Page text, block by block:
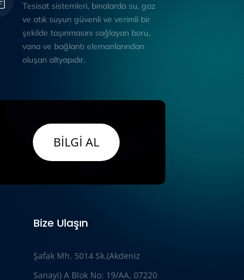
Tesisat sistemleri, binalarda su, gaz
ve atık suyun güvenli ve verimli bir
şekilde taşınmasını sağlayan boru,
vana ve bağlantı elemanlarından
oluşan altyapıdır.
BİLGİ AL
Bize Ulaşın
Şafak Mh. 5014 Sk.(Akdeniz
Sanayi) A Blok No: 19/AA, 07220